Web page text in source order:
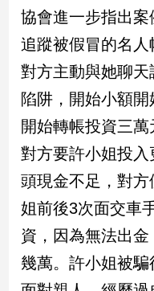
專
區
台
灣
觀
南
灣
觀
點
協會進一步指出
追蹤被假冒的名人
對方主動與她聊天
陷阱，開始小額
開始轉帳投資三
對方要許小姐投
頭現金不足，對
姐前後3次面交車
資，因為無法出
幾萬。許小姐被